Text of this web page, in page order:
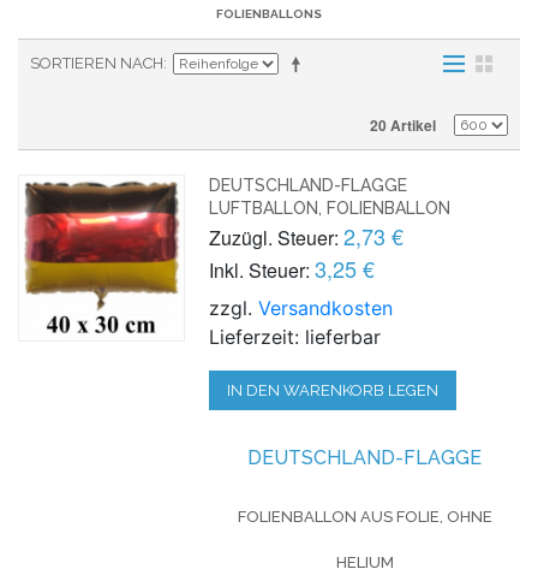
FOLIENBALLONS
SORTIEREN NACH
20 Artikel
DEUTSCHLAND-FLAGGE
LUFTBALLON, FOLIENBALLON
Zuzügl. Steuer: 2,73 €
Inkl. Steuer: 3,25 €
zzgl.Versandkosten
Lieferzeit: lieferbar
IN DEN WARENKORB LEGEN
DEUTSCHLAND-FLAGGE
FOLIENBALLON AUS FOLIE, OHNE
HELIUM